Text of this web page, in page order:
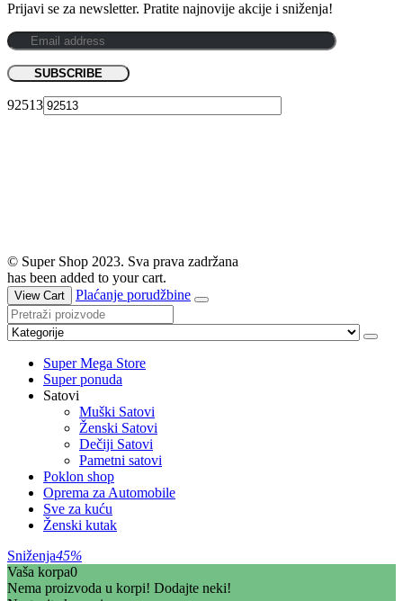
Prijavi se za newsletter. Pratite najnovije akcije i sniženja!
92513
© Super Shop 2023. Sva prava zadržana
has been added to your cart.
View Cart Plaćanje porudžbine
Super Mega Store
Super ponuda
Satovi
Muški Satovi
Ženski Satovi
Dečiji Satovi
Pametni satovi
Poklon shop
Oprema za Automobile
Sve za kuću
Ženski kutak
Sniženja45%
Vaša korpa0
Nema proizvoda u korpi! Dodajte neki!